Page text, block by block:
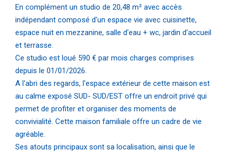
En complément un studio de 20,48 m² avec accès
indépendant composé d'un espace vie avec cuisinette,
espace nuit en mezzanine, salle d'eau + wc, jardin d'accueil
et terrasse.
Ce studio est loué 590 € par mois charges comprises
depuis le 01/01/2026.
A l'abri des regards, l'espace extérieur de cette maison est
au calme exposé SUD- SUD/EST offre un endroit privé qui
permet de profiter et organiser des moments de
convivialité. Cette maison familiale offre un cadre de vie
agréable.
Ses atouts principaux sont sa localisation, ainsi que le